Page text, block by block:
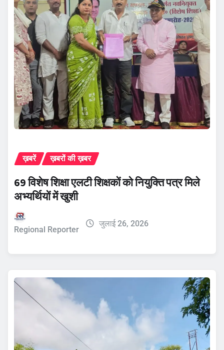
ख़बरें ख़बरों की ख़बर
69 विशेष शिक्षा एलटी शिक्षकों को नियुक्ति पत्र मिले
अभ्यर्थियों में खुशी
Regional Reporter
जुलाई 26, 2026